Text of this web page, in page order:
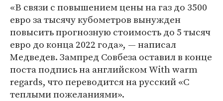
«В связи с повышением цены на газ до 3500
евро за тысячу кубометров вынужден
повысить прогнозную стоимость до 5 тысяч
евро до конца 2022 года», — написал
Медведев. Зампред Совбеза оставил в конце
поста подпись на английском With warm
regards, что переводится на русский «С
теплыми пожеланиями».